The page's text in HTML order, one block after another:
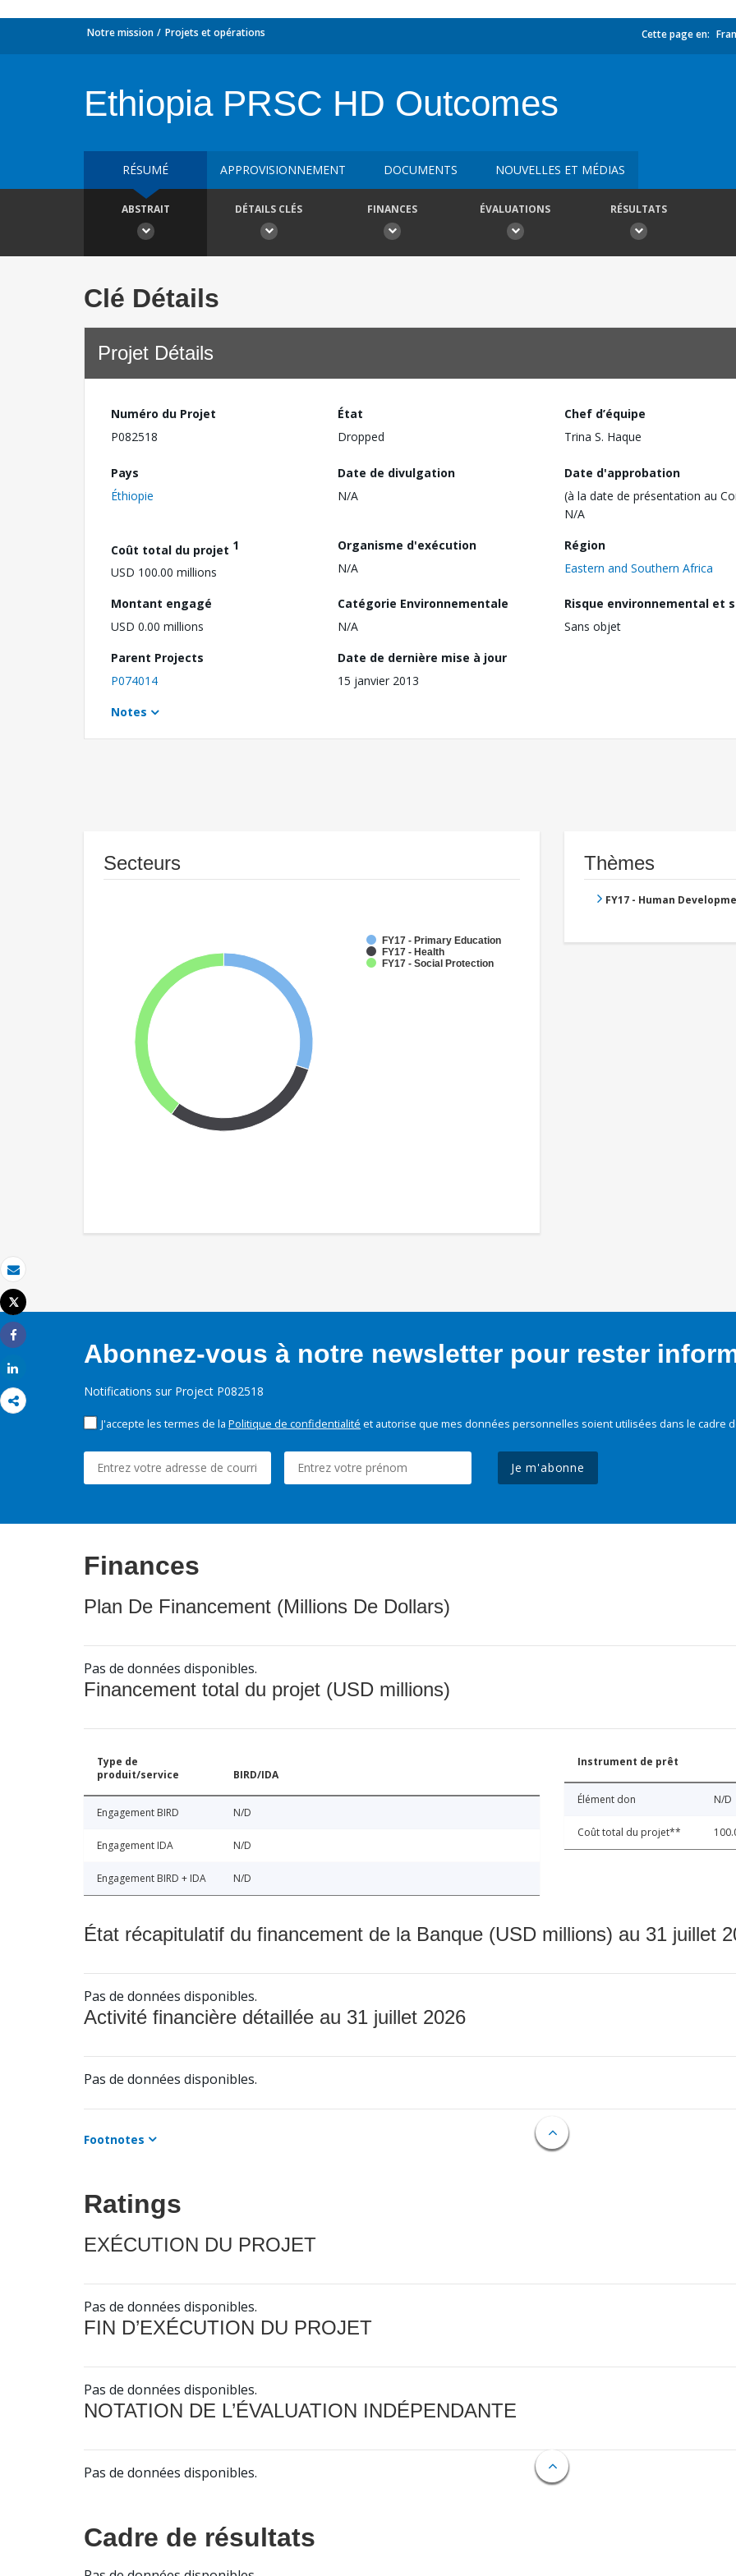
Email
Imprimer
Tweet
Share
Notre mission Projets et opérations Cette page en:
Ethiopia PRSC HD Outcomes
RÉSUMÉ APPROVISIONNEMENT DOCUMENTS NOUVELLES ET MÉDIAS
ABSTRAIT DÉTAILS CLÉS FINANCES ÉVALUATIONS RÉSULTATS
Clé Détails
Projet Détails
Numéro du Projet
P082518
État
Dropped
Chef d’équipe
Trina S. Haque
Pays
Éthiopie
Date de divulgation
N/A
Date d'approbation
(à la date de présentation au
N/A
Coût total du projet 1
USD 100.00 millions
Organisme d'exécution
N/A
Région
Eastern and Southern Africa
Montant engagé
USD 0.00 millions
Catégorie Environnementale
N/A
Risque environnemental et
Sans objet
Parent Projects
P074014
Date de dernière mise à jour
15 janvier 2013
Notes
Secteurs
FY17 - Primary Education
FY17 - Health
FY17 - Social Protection
Thèmes
FY17 - Human
Abonnez-vous à notre newsletter pour rester
Notifications sur Project P082518
J'accepte les termes de la Politique de confidentialité et autorise que mes données personnelles soient utilisées dans le cadre
Je m'abonne
Finances
Plan De Financement (Millions De Dollars)
Pas de données disponibles.
Financement total du projet (USD millions)
Type de
produit/service
BIRD/IDA
Engagement BIRD N/D
Engagement IDA N/D
Engagement BIRD + IDA N/D
Instrument de prêt
Élément don N/D
Coût total du projet**
État récapitulatif du financement de la Banque (USD millions) au 31 juillet
Pas de données disponibles.
Activité financière détaillée au 31 juillet 2026
Pas de données disponibles.
Footnotes
Ratings
EXÉCUTION DU PROJET
Pas de données disponibles.
FIN D’EXÉCUTION DU PROJET
Pas de données disponibles.
NOTATION DE L’ÉVALUATION INDÉPENDANTE
Pas de données disponibles.
Cadre de résultats